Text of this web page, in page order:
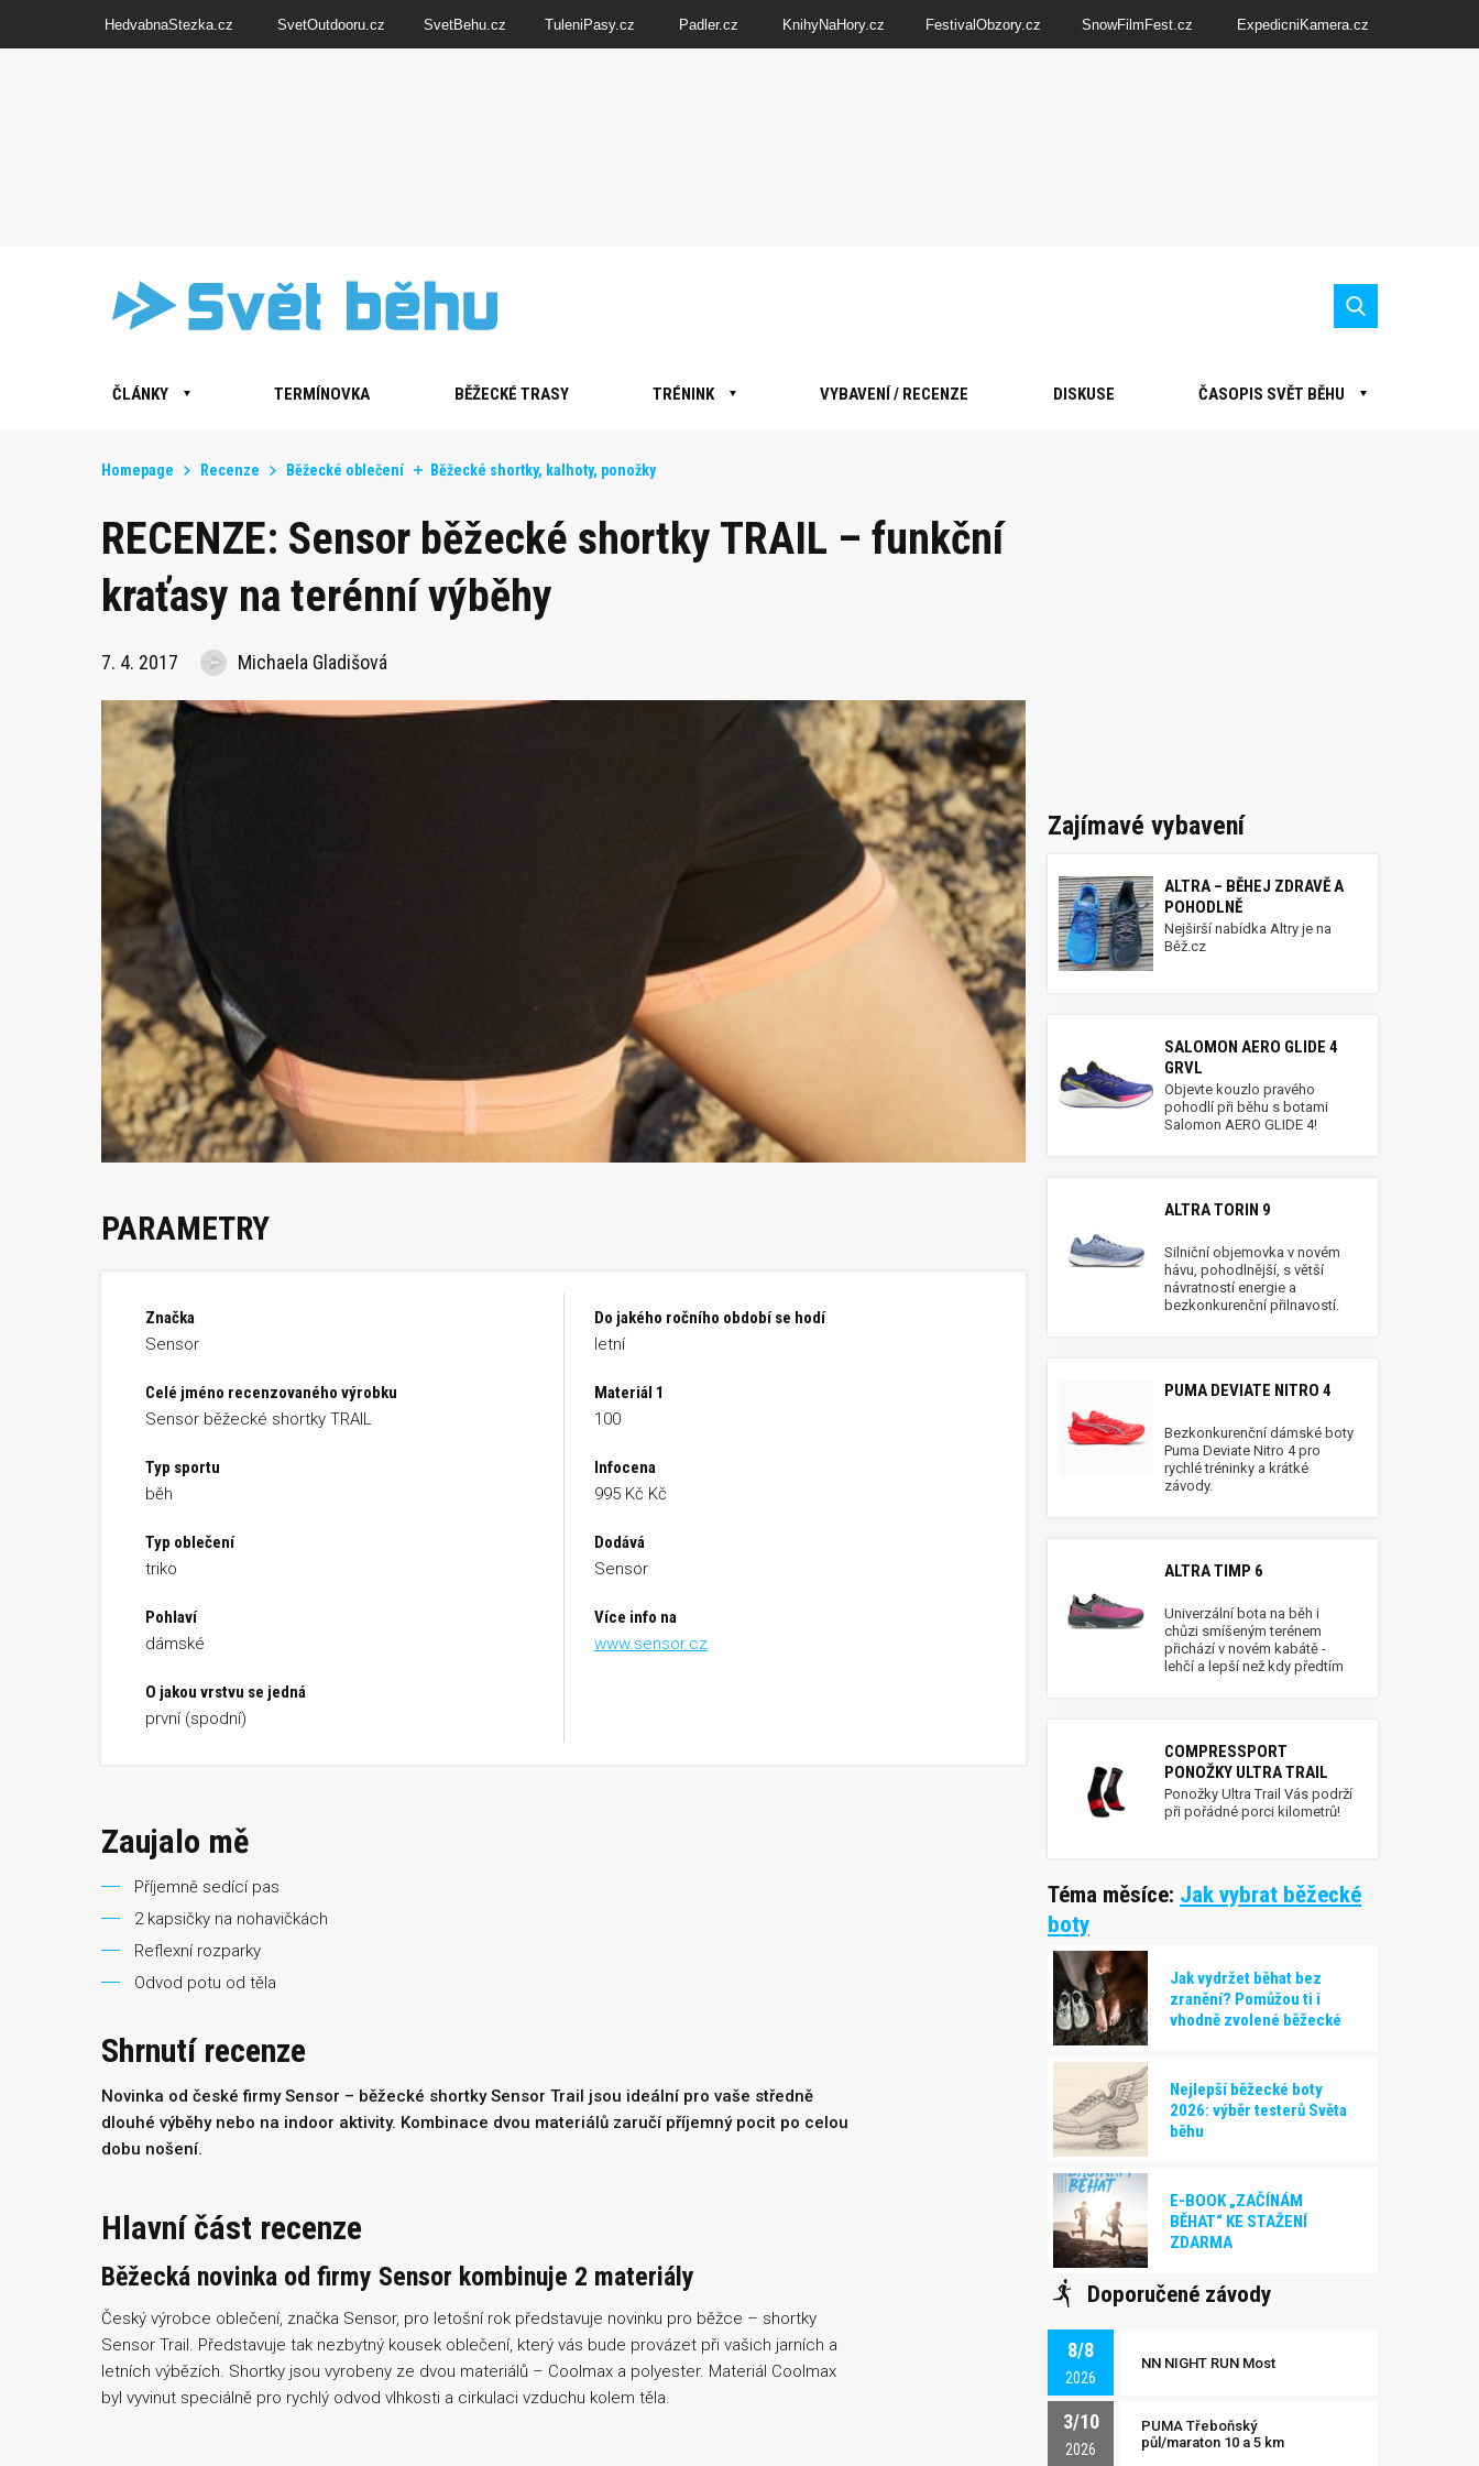
HedvabnaStezka.cz SvetOutdooru.cz SvetBehu.cz TuleniPasy.cz Padler.cz KnihyNaHory.cz FestivalObzory.cz SnowFilmFest.cz ExpedicniKamera.cz
ČLÁNKY TERMÍNOVKA BĚŽECKÉ TRASY TRÉNINK VYBAVENÍ / RECENZE DISKUSE ČASOPIS SVĚT BĚHU
Homepage Recenze Běžecké oblečení Běžecké shortky, kalhoty, ponožky
RECENZE: Sensor běžecké shortky TRAIL – funkční
kraťasy na terénní výběhy
7. 4. 2017 Michaela Gladišová
PARAMETRY
Značka
Sensor
Celé jméno recenzovaného výrobku
Sensor běžecké shortky TRAIL
Typ sportu
běh
Typ oblečení
triko
Pohlaví
dámské
O jakou vrstvu se jedná
první (spodní)
Do jakého ročního období se hodí
letní
Materiál 1
100
Infocena
995 Kč Kč
Dodává
Sensor
Více info na
www.sensor.cz
Zaujalo mě
Příjemně sedící pas
2 kapsičky na nohavičkách
Reflexní rozparky
Odvod potu od těla
Shrnutí recenze
Novinka od české firmy Sensor – běžecké shortky Sensor Trail jsou ideální pro vaše středně
dlouhé výběhy nebo na indoor aktivity. Kombinace dvou materiálů zaručí příjemný pocit po celou
dobu nošení.
Hlavní část recenze
Běžecká novinka od firmy Sensor kombinuje 2 materiály
Český výrobce oblečení, značka Sensor, pro letošní rok představuje novinku pro běžce – shortky
Sensor Trail. Představuje tak nezbytný kousek oblečení, který vás bude provázet při vašich jarních a
letních výbězích. Shortky jsou vyrobeny ze dvou materiálů – Coolmax a polyester. Materiál Coolmax
byl vyvinut speciálně pro rychlý odvod vlhkosti a cirkulaci vzduchu kolem těla.
Zajímavé vybavení
ALTRA – BĚHEJ ZDRAVĚ A
POHODLNĚ
Nejširší nabídka Altry je na
Běž.cz
SALOMON AERO GLIDE 4
GRVL
Objevte kouzlo pravého
pohodlí při běhu s botami
Salomon AERO GLIDE 4!
ALTRA TORIN 9
Silniční objemovka v novém
hávu, pohodlnější, s větší
návratností energie a
bezkonkurenční přilnavostí.
PUMA DEVIATE NITRO 4
Bezkonkurenční dámské boty
Puma Deviate Nitro 4 pro
rychlé tréninky a krátké
závody.
ALTRA TIMP 6
Univerzální bota na běh i
chůzi smíšeným terénem
přichází v novém kabátě -
lehčí a lepší než kdy předtím
COMPRESSPORT
PONOŽKY ULTRA TRAIL
Ponožky Ultra Trail Vás podrží
při pořádné porci kilometrů!
Téma měsíce: Jak vybrat běžecké
boty
Jak vydržet běhat bez
zranění? Pomůžou ti i
vhodně zvolené běžecké
Nejlepší běžecké boty
2026: výběr testerů Světa
běhu
E-BOOK „ZAČÍNÁM
BĚHAT“ KE STAŽENÍ
ZDARMA
Doporučené závody
8/8
2026
NN NIGHT RUN Most
3/10
2026
PUMA Třeboňský
půl/maraton 10 a 5 km